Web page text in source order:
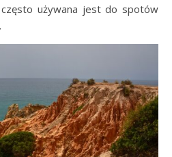
używana jest do spotów